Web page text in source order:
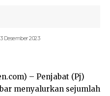
Desember 2023
– Penjabat (Pj)
menyalurkan sejumlah